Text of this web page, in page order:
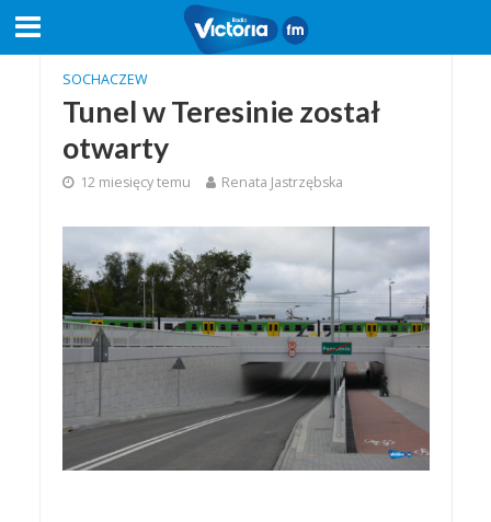
SOCHACZEW
Tunel w Teresinie został
otwarty
12 miesięcy temu Renata Jastrzębska